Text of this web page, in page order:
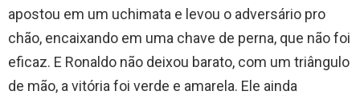
apostou em um uchimata e levou o adversário pro
chão, encaixando em uma chave de perna, que não foi
eficaz. E Ronaldo não deixou barato, com um triângulo
de mão, a vitória foi verde e amarela. Ele ainda